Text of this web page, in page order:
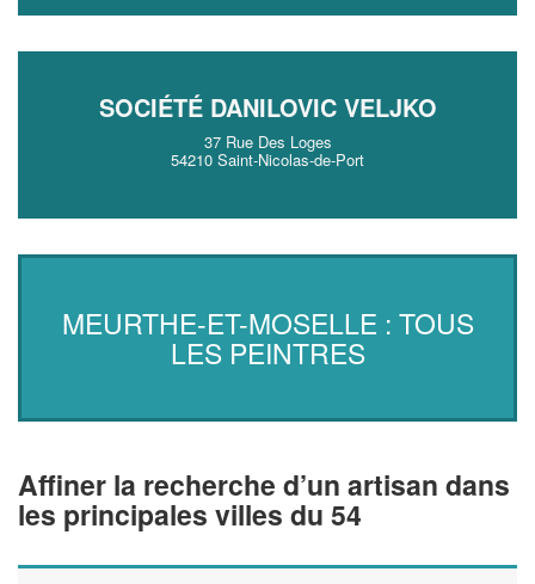
SOCIÉTÉ DANILOVIC VELJKO
37 Rue Des Loges
54210 Saint-Nicolas-de-Port
MEURTHE-ET-MOSELLE : TOUS
LES PEINTRES
Affiner la recherche d’un artisan dans
les principales villes du 54